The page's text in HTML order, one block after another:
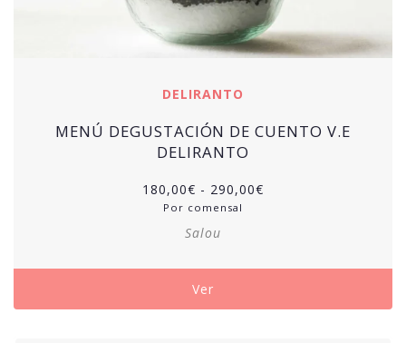
DELIRANTO
MENÚ DEGUSTACIÓN DE CUENTO V.E
DELIRANTO
180,00€ - 290,00€Rango
Por comensal
Salou
Ver